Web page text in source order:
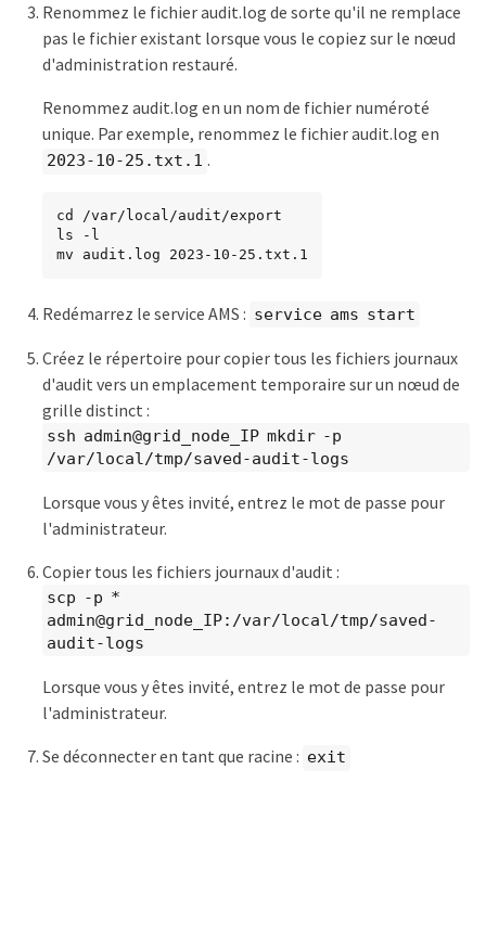
Renommez le fichier audit.log de sorte qu'il ne remplace
pas le fichier existant lorsque vous le copiez sur le nœud
d'administration restauré.
Renommez audit.log en un nom de fichier numéroté
unique. Par exemple, renommez le fichier audit.log en
2023-10-25.txt.1 .
cd /var/local/audit/export
ls -l
mv audit.log 2023-10-25.txt.1
Redémarrez le service AMS : service ams start
Créez le répertoire pour copier tous les fichiers journaux
d'audit vers un emplacement temporaire sur un nœud de
grille distinct :
ssh admin@grid_node_IP mkdir -p
/var/local/tmp/saved-audit-logs
Lorsque vous y êtes invité, entrez le mot de passe pour
l'administrateur.
Copier tous les fichiers journaux d'audit :
scp -p *
admin@grid_node_IP:/var/local/tmp/saved-
audit-logs
Lorsque vous y êtes invité, entrez le mot de passe pour
l'administrateur.
Se déconnecter en tant que racine : exit